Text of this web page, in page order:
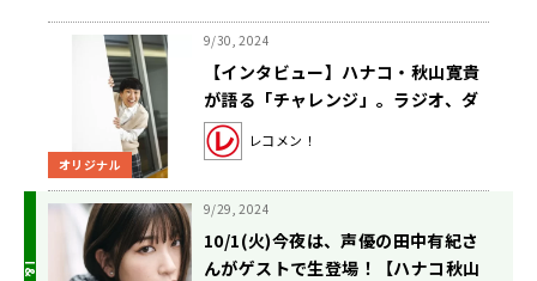
オリジナル
9/30, 2024
【インタビュー】ハナコ・秋山寛貴
が語る「チャレンジ」。ラジオ、ダ
ンス、アクション、“コントの原
点”の隣でリアクション…挑戦の先に
レコメン！
9/29, 2024
10/1(火)今夜は、声優の田中有紀さ
んがゲストで生登場！【ハナコ秋山